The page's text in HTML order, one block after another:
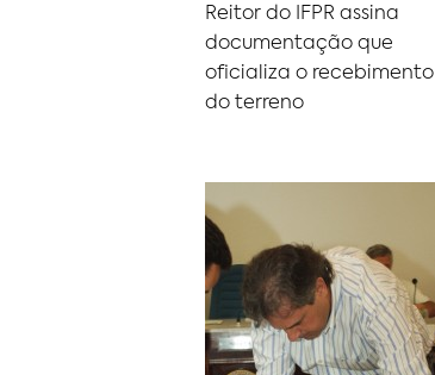
Reitor do IFPR assina
documentação que
oficializa o recebimento
do terreno